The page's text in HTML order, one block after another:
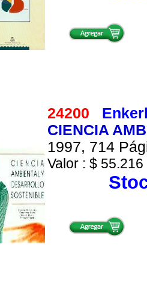
24200
CIENCIA
1997, 714
Valor : $